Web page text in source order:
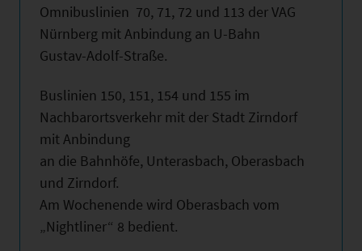
Omnibuslinien 70, 71, 72 und 113 der VAG
Nürnberg mit Anbindung an U-Bahn
Gustav-Adolf-Straße.
Buslinien 150, 151, 154 und 155 im
Nachbarortsverkehr mit der Stadt Zirndorf
mit Anbindung
an die Bahnhöfe, Unterasbach, Oberasbach
und Zirndorf.
Am Wochenende wird Oberasbach vom
„Nightliner“ 8 bedient.